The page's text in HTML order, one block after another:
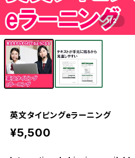
1/2
英文タイピングeラーニング
¥5,500